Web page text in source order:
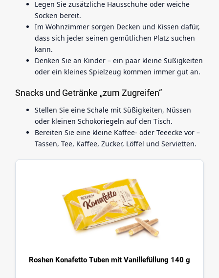
Legen Sie zusätzliche Hausschuhe oder weiche
Socken bereit.
Im Wohnzimmer sorgen Decken und Kissen dafür,
dass sich jeder seinen gemütlichen Platz suchen
kann.
Denken Sie an Kinder – ein paar kleine Süßigkeiten
oder ein kleines Spielzeug kommen immer gut an.
Snacks und Getränke „zum Zugreifen“
Stellen Sie eine Schale mit Süßigkeiten, Nüssen
oder kleinen Schokoriegeln auf den Tisch.
Bereiten Sie eine kleine Kaffee- oder Teeecke vor –
Tassen, Tee, Kaffee, Zucker, Löffel und Servietten.
Roshen Konafetto Tuben mit Vanillefüllung 140 g